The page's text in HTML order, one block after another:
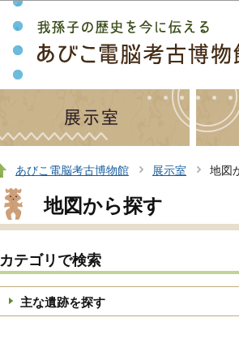
あびこ電脳考古博物館 展示室 地図
地図から探す
カテゴリで検索
主な遺跡を探す